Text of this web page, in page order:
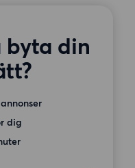
byta din
dig